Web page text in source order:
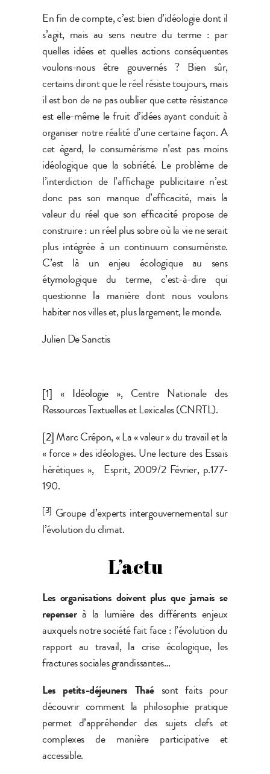
En fin de compte, c’est bien d’idéologie dont il
s’agit, mais au sens neutre du terme : par
quelles idées et quelles actions conséquentes
voulons-nous être gouvernés ? Bien sûr,
certains diront que le réel résiste toujours, mais
il est bon de ne pas oublier que cette résistance
est elle-même le fruit d’idées ayant conduit à
organiser notre réalité d’une certaine façon. A
cet égard, le consumérisme n’est pas moins
idéologique que la sobriété. Le problème de
l’interdiction de l’affichage publicitaire n’est
donc pas son manque d’efficacité, mais la
valeur du réel que son efficacité propose de
construire : un réel plus sobre où la vie ne serait
plus intégrée à un continuum consumériste.
C’est là un enjeu écologique au sens
étymologique du terme, c’est-à-dire qui
questionne la manière dont nous voulons
habiter nos villes et, plus largement, le monde.
Julien De Sanctis
[1] « Idéologie », Centre Nationale des
Ressources Textuelles et Lexicales (CNRTL).
[2]Marc Crépon, « La « valeur » du travail et la
« force » des idéologies. Une lecture des Essais
hérétiques », Esprit, 2009/2 Février, p.177-
190.
[3] Groupe d’experts intergouvernemental sur
l’évolution du climat.
L’actu
Les organisations doivent plus que jamais se
repenserà la lumière des différents enjeux
auxquels notre société fait face : l’évolution du
rapport au travail, la crise écologique, les
fractures sociales grandissantes…
Les petits-déjeuners Thaésont faits pour
découvrir comment la philosophie pratique
permet d’appréhender des sujets clefs et
complexes de manière participative et
accessible.